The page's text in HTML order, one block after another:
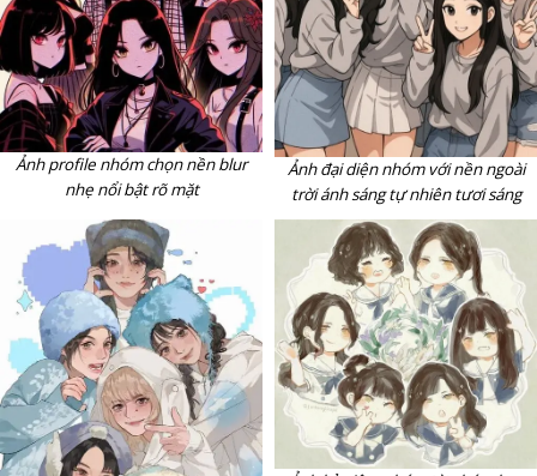
Ảnh profile nhóm chọn nền blur
nhẹ nổi bật rõ mặt
Ảnh đại diện nhóm với nền ngoài
trời ánh sáng tự nhiên tươi sáng